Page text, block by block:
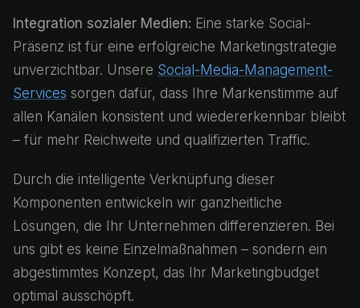
Integration sozialer Medien: Eine starke Social-
Präsenz ist für eine erfolgreiche Marketingstrategie
unverzichtbar. Unsere Social-Media-Management-
Services sorgen dafür, dass Ihre Markenstimme auf
allen Kanälen konsistent und wiedererkennbar bleibt
– für mehr Reichweite und qualifizierten Traffic.
Durch die intelligente Verknüpfung dieser
Komponenten entwickeln wir ganzheitliche
Lösungen, die Ihr Unternehmen differenzieren. Bei
uns gibt es keine Einzelmaßnahmen – sondern ein
abgestimmtes Konzept, das Ihr Marketingbudget
optimal ausschöpft.